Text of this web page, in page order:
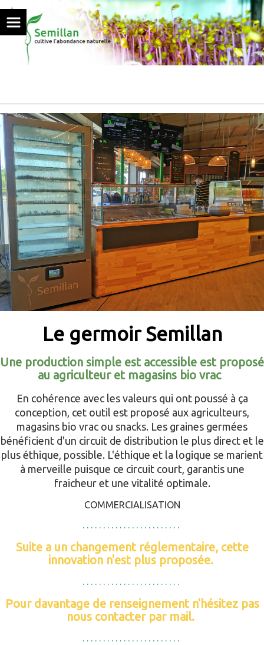
Le germoir Semillan
Une production simple est accessible est proposé
au agriculteur et magasins bio vrac
En cohérence avec les valeurs qui ont poussé à ça
conception, cet outil est proposé aux agriculteurs,
magasins bio vrac ou snacks. Les graines germées
bénéficient d'un circuit de distribution le plus direct et le
plus éthique, possible. L'éthique et la logique se marient
à merveille puisque ce circuit court, garantis une
fraicheur et une vitalité optimale.
COMMERCIALISATION
. . . . . . . . . . . . . . . . . . . . . . . .
Suite a un changement réglementaire, cette
innovation n'est plus proposée.
. . . . . . . . . . . . . . . . . . . . . . . .
Pour davantage de renseignement n'hésitez pas
nous contacter par mail.
. . . . . . . . . . . . . . . . . . . . . . . .